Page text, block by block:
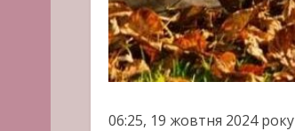
06:25, 19 жовтня 2024 року